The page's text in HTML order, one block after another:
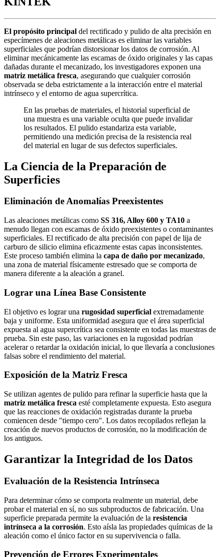
El propósito principal del rectificado y pulido de alta precisión en
especímenes de aleaciones metálicas es eliminar las variables
superficiales que podrían distorsionar los datos de corrosión. Al
eliminar mecánicamente las escamas de óxido originales y las capas
dañadas durante el mecanizado, los investigadores exponen una
matriz metálica fresca, asegurando que cualquier corrosión
observada se deba estrictamente a la interacción entre el material
intrínseco y el entorno de agua supercrítica.
En las pruebas de materiales, el historial superficial de
una muestra es una variable oculta que puede invalidar
los resultados. El pulido estandariza esta variable,
permitiendo una medición precisa de la resistencia real
del material en lugar de sus defectos superficiales.
La Ciencia de la Preparación de
Superficies
Eliminación de Anomalías Preexistentes
Las aleaciones metálicas como SS 316, Alloy 600 y TA10 a
menudo llegan con escamas de óxido preexistentes o contaminantes
superficiales. El rectificado de alta precisión con papel de lija de
carburo de silicio elimina eficazmente estas capas inconsistentes.
Este proceso también elimina la capa de daño por mecanizado,
una zona de material físicamente estresado que se comporta de
manera diferente a la aleación a granel.
Lograr una Línea Base Consistente
El objetivo es lograr una rugosidad superficial extremadamente
baja y uniforme. Esta uniformidad asegura que el área superficial
expuesta al agua supercrítica sea consistente en todas las muestras de
prueba. Sin este paso, las variaciones en la rugosidad podrían
acelerar o retardar la oxidación inicial, lo que llevaría a conclusiones
falsas sobre el rendimiento del material.
Exposición de la Matriz Fresca
Se utilizan agentes de pulido para refinar la superficie hasta que la
matriz metálica fresca esté completamente expuesta. Esto asegura
que las reacciones de oxidación registradas durante la prueba
comiencen desde "tiempo cero". Los datos recopilados reflejan la
creación de nuevos productos de corrosión, no la modificación de
los antiguos.
Garantizar la Integridad de los Datos
Evaluación de la Resistencia Intrínseca
Para determinar cómo se comporta realmente un material, debe
probar el material en sí, no sus subproductos de fabricación. Una
superficie preparada permite la evaluación de la resistencia
intrínseca a la corrosión. Esto aísla las propiedades químicas de la
aleación como el único factor en su supervivencia o falla.
Prevención de Errores Experimentales